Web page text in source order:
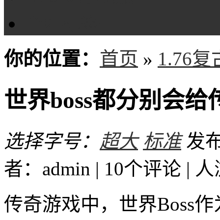
你的位置： 首页 » 1.76复
世界boss都分别会
选择字号： 超大 标准 发
者：admin | 10个评论 | 人
传奇游戏中，世界Boss